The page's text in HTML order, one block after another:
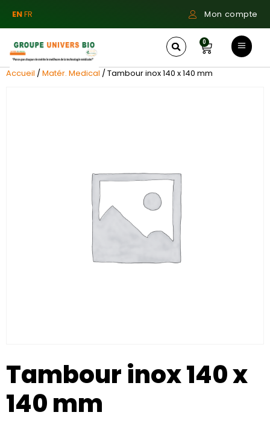
ENFR Mon compte
0
Accueil /Matér. Medical / Tambour inox 140 x 140 mm
Tambour inox 140 x
140 mm